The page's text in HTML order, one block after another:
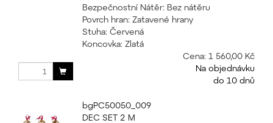
Bezpečnostní Nátěr: Bez nátěru
Povrch hran: Zatavené hrany
Stuha: Červená
Koncovka: Zlatá
Cena: 1 560,00 Kč
Na objednávku
do 10 dnů
bgPC50050_009
DEC SET 2 M